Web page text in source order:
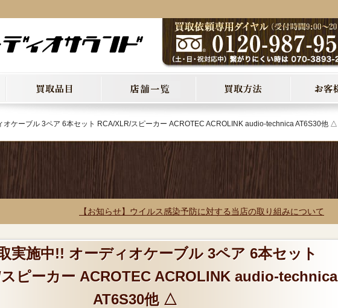
オケーブル 3ペア 6本セット RCA/XLR/スピーカー ACROTEC ACROLINK audio-technica AT6S30他 △
【お知らせ】ウイルス感染予防に対する当店の取り組みについて
実施中!! オーディオケーブル 3ペア 6本セット
ピーカー ACROTEC ACROLINK audio-technica
AT6S30他 △